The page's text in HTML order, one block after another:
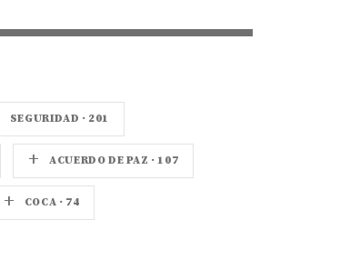
SEGURIDAD · 201
+ ACUERDO DE PAZ · 107
+ COCA · 74